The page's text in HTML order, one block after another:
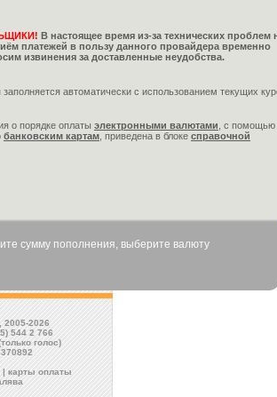
В настоящее время из-за технических проблем
платежей в пользу данного провайдера временно
извинения за доставленные неудобства.
автоматически с использованием текущих
о порядке оплаты электронными валютами, с помощью
банковским картам, приведена в блоке справочной
сумму пополнения, выберите валюту
2005-2026
544 2 766
голос)
| карты оплаты